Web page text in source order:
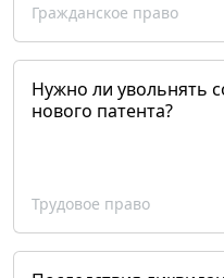
Гражданское право
Нужно ли увольнять
нового патента?
Трудовое право